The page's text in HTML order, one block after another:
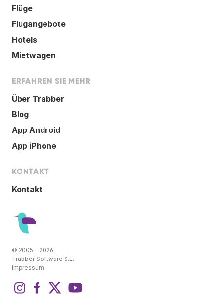
Flüge
Flugangebote
Hotels
Mietwagen
ERFAHREN SIE MEHR
Über Trabber
Blog
App Android
App iPhone
KONTAKT
Kontakt
© 2005 - 2026
Trabber Software S.L.
Impressum